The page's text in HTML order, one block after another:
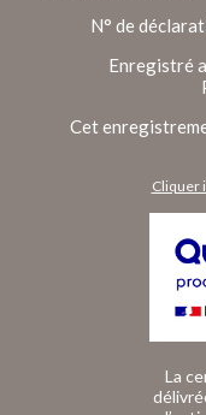
N° de
Enregistré
Cet
Cliquer
La